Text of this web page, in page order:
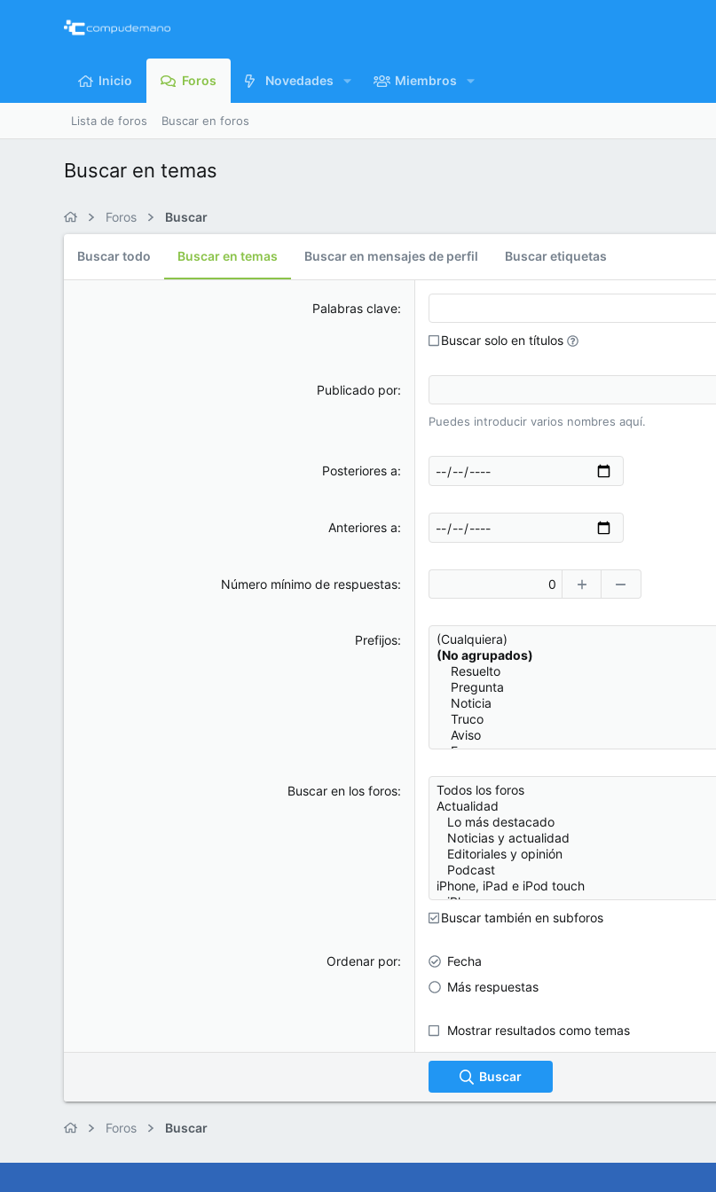
Inicio Foros Novedades Miembros
Lista de foros Buscar en foros
Buscar en temas
Foros Buscar
Buscar todo Buscar en temas Buscar en mensajes de perfil Buscar etiquetas
Palabras clave
Buscar solo en títulos
Publicado por
Puedes introducir varios nombres aquí.
Posteriores a
Anteriores a
Número mínimo de respuestas
Prefijos
Buscar en los foros
Buscar también en subforos
Ordenar por
Fecha
Más respuestas
Mostrar resultados como temas
Buscar
Foros Buscar